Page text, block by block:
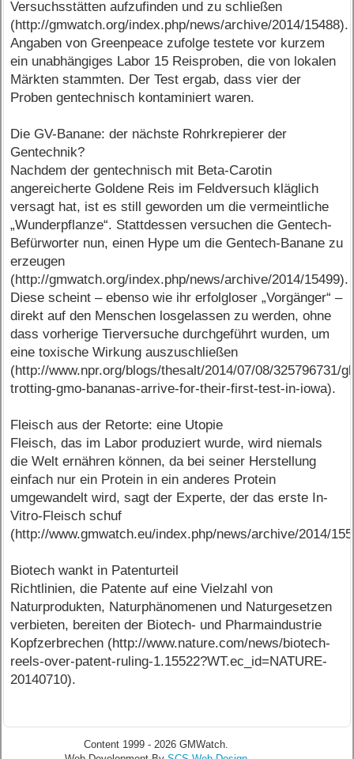
Versuchsstätten aufzufinden und zu schließen
(http://gmwatch.org/index.php/news/archive/2014/15488).
Angaben von Greenpeace zufolge testete vor kurzem
ein unabhängiges Labor 15 Reisproben, die von lokalen
Märkten stammten. Der Test ergab, dass vier der
Proben gentechnisch kontaminiert waren.
Die GV-Banane: der nächste Rohrkrepierer der
Gentechnik?
Nachdem der gentechnisch mit Beta-Carotin
angereicherte Goldene Reis im Feldversuch kläglich
versagt hat, ist es still geworden um die vermeintliche
„Wunderpflanze“. Stattdessen versuchen die Gentech-
Befürworter nun, einen Hype um die Gentech-Banane zu
erzeugen
(http://gmwatch.org/index.php/news/archive/2014/15499).
Diese scheint – ebenso wie ihr erfolgloser „Vorgänger“ –
direkt auf den Menschen losgelassen zu werden, ohne
dass vorherige Tierversuche durchgeführt wurden, um
eine toxische Wirkung auszuschließen
(http://www.npr.org/blogs/thesalt/2014/07/08/325796731/
trotting-gmo-bananas-arrive-for-their-first-test-in-iowa).
Fleisch aus der Retorte: eine Utopie
Fleisch, das im Labor produziert wurde, wird niemals
die Welt ernähren können, da bei seiner Herstellung
einfach nur ein Protein in ein anderes Protein
umgewandelt wird, sagt der Experte, der das erste In-
Vitro-Fleisch schuf
(http://www.gmwatch.eu/index.php/news/archive/2014/
Biotech wankt in Patenturteil
Richtlinien, die Patente auf eine Vielzahl von
Naturprodukten, Naturphänomenen und Naturgesetzen
verbieten, bereiten der Biotech- und Pharmaindustrie
Kopfzerbrechen (http://www.nature.com/news/biotech-
reels-over-patent-ruling-1.15522?WT.ec_id=NATURE-
20140710).
Content 1999 - 2026 GMWatch.